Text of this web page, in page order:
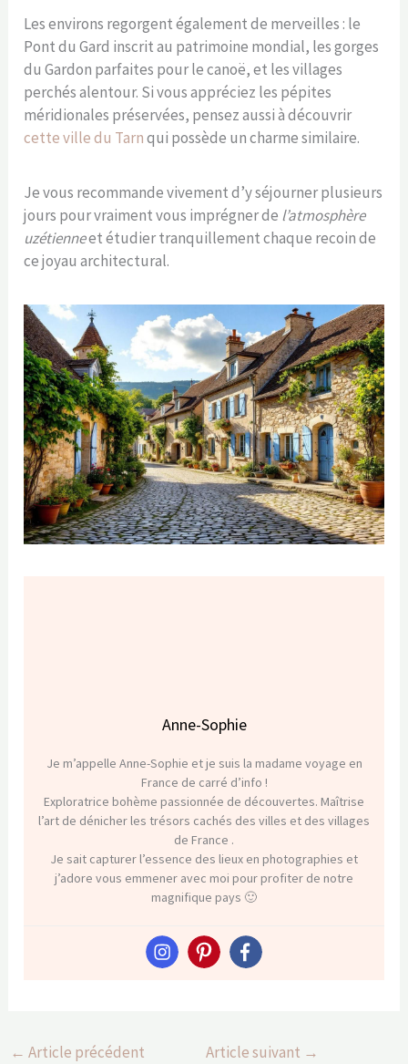
Les environs regorgent également de merveilles : le
Pont du Gard inscrit au patrimoine mondial, les gorges
du Gardon parfaites pour le canoë, et les villages
perchés alentour. Si vous appréciez les pépites
méridionales préservées, pensez aussi à découvrir
cette ville du Tarnqui possède un charme similaire.
Je vous recommande vivement d’y séjourner plusieurs
jours pour vraiment vous imprégner de l’atmosphère
uzétienneet étudier tranquillement chaque recoin de
ce joyau architectural.
Anne-Sophie
Je m’appelle Anne-Sophie et je suis la madame voyage en
France de carré d’info !
Exploratrice bohème passionnée de découvertes. Maîtrise
l’art de dénicher les trésors cachés des villes et des villages
de France .
Je sait capturer l’essence des lieux en photographies et
j’adore vous emmener avec moi pour profiter de notre
magnifique pays 🙂
← Article précédent Article suivant →